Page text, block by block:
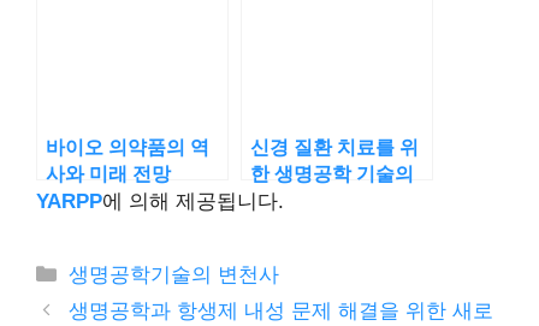
바이오 의약품의 역
사와 미래 전망
신경 질환 치료를 위
한 생명공학 기술의
혁신
YARPP에 의해 제공됩니다.
카
테
생명공학기술의 변천사
생명공학과 항생제 내성 문제 해결을 위한 새로